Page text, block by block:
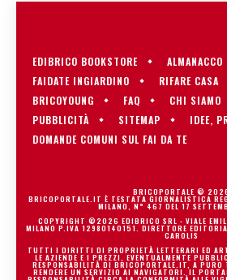
EDIBRICO BOOKSTORE ALMANACCO
FAIDATE INGIARDINO
RIFARE CASA
BRICOYOUNG
FAQ CHI SIAMO
PUBBLICITÀ
SITEMAP
IDEE,
DOMANDE COMUNI SUL FAI DA TE
BRICOPORTALE ©
BRICOPORTALE.IT È TESTATA GIORNALISTICA
MILANO, N° 467 DEL 17
COPYRIGHT ©2026 EDIBRICO SRL - VIALE
MILANO P.IVA 12980140151. DIRETTORE
CAROLIS
TUTTI I DIRITTI DI PROPRIETÀ LETTERARI ED
LE AZIENDE E I PREZZI, EVENTUALMENTE
RESPONSABILITÀ DI BRICOPORTALE.IT, A PURO
RENDERE UN SERVIZIO AI NAVIGATORI. IL